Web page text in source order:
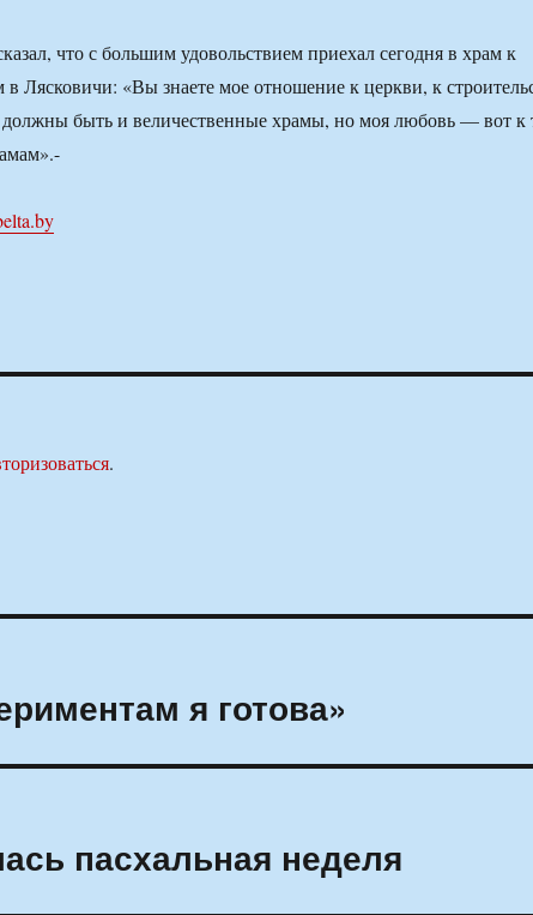
что с большим удовольствием приехал сегодня в храм к
Лясковичи: «Вы знаете мое отношение к церкви, к
быть и величественные храмы, но моя любовь — вот к
.
я готова»
пасхальная неделя